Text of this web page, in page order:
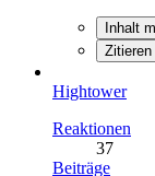
Inhalt
Zitieren
Hightower
Reaktionen
37
Beiträge